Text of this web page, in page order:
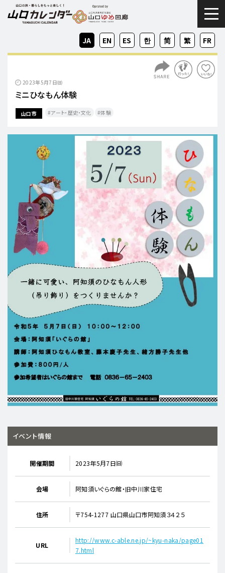
ZH-
CN
ZH-
TW
EN FR
JA KO
ES
2023年5月7日㈰
ミニひなもん体験
山口市 アート・歴史・文化 体験
イベント情報
開催期間 2023年5月7日㈰
会場 阿知須いぐらの館・旧中川家住宅
住所 〒754-1277 山口県山口市阿知須３４２５
URL
http://www.c-able.ne.jp/~kyu-naka/page01
7.html